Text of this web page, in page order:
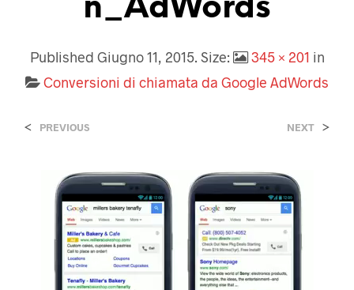
N_AdWords
Published Giugno 11, 2015. Size: 345 × 201 in
Conversioni di chiamata da Google AdWords
< PREVIOUS NEXT >